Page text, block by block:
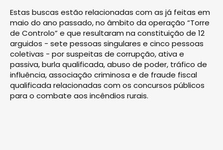
Estas buscas estão relacionadas com as já feitas em
maio do ano passado, no âmbito da operação “Torre
de Controlo” e que resultaram na constituição de 12
arguidos - sete pessoas singulares e cinco pessoas
coletivas - por suspeitas de corrupção, ativa e
passiva, burla qualificada, abuso de poder, tráfico de
influência, associação criminosa e de fraude fiscal
qualificada relacionadas com os concursos públicos
para o combate aos incêndios rurais.